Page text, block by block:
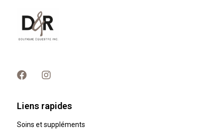
Liens rapides
Soins et suppléments